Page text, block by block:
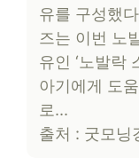
유를 구성했
즈는 이번 노
유인 ‘노발락
아기에게 도
로…
출처 : 굿모닝